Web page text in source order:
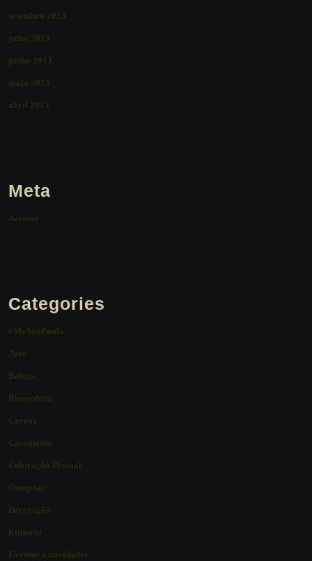
setembro 2013
julho 2013
junho 2013
maio 2013
abril 2013
Meta
Acessar
Categories
#MySaoPaulo
Arte
Beleza
Blogosfera
Carros
Casamento
Coloração Pessoal
Compras
Decoração
Etiqueta
Eventos e novidades